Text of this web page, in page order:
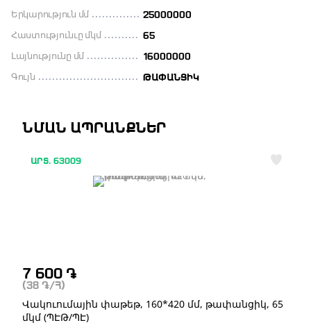
Երկարություն մմ 25000000
Հաստությունւը մկմ 65
Լայնությունը մմ 16000000
Գույն ԹԱՓԱՆՑԻԿ
ՆՄԱՆ ԱՊՐԱՆՔՆԵՐ
ԱՐՏ. 63009
7 600 ֏
(38 ֏ /Հ)
Վակուումային փաթեթ, 160*420 մմ, թափանցիկ, 65
մկմ (ՊԷԹ/ՊԷ)